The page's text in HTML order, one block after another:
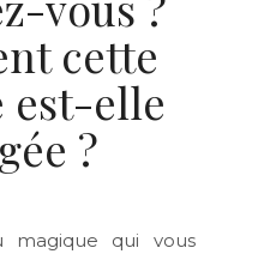
cette
est-elle
?
qui vous